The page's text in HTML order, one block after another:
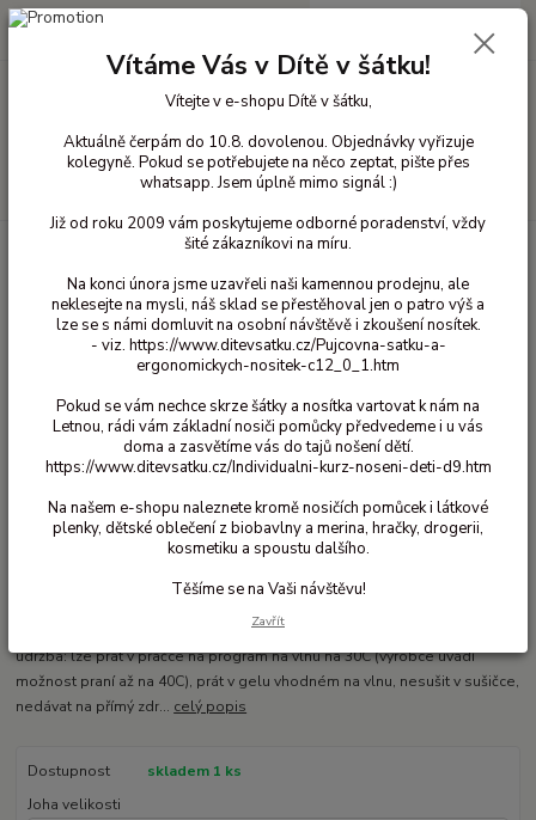
+420 603 818 836
0 Kč
Vlněné oblečení pro děti Kukly vlna Joha
Kukla Joha - Šedo modrá
Ohodnotit produkt
část hrudníku a ramen gramáž 205g/m2 materiál: 100% merino vlna
údržba: lze prát v pračce na program na vlnu na 30C (výrobce uvádí
možnost praní až na 40C), prát v gelu vhodném na vlnu, nesušit v sušičce,
nedávat na přímý zdr... celý popis
Dostupnost
skladem 1 ks
Joha velikosti
Vítáme Vás v Dítě v šátku!
Vítejte v e-shopu Dítě v šátku,
Aktuálně čerpám do 10.8. dovolenou. Objednávky vyřizuje
kolegyně. Pokud se potřebujete na něco zeptat, pište přes
whatsapp. Jsem úplně mimo signál :)
Již od roku 2009 vám poskytujeme odborné poradenství, vždy
šité zákazníkovi na míru.
Na konci února jsme uzavřeli naši kamennou prodejnu, ale
neklesejte na mysli, náš sklad se přestěhoval jen o patro výš a
lze se s námi domluvit na osobní návštěvě i zkoušení nosítek.
- viz. https://www.ditevsatku.cz/Pujcovna-satku-a-
ergonomickych-nositek-c12_0_1.htm
Pokud se vám nechce skrze šátky a nosítka vartovat k nám na
Letnou, rádi vám základní nosiči pomůcky předvedeme i u vás
doma a zasvětíme vás do tajů nošení dětí.
https://www.ditevsatku.cz/Individualni-kurz-noseni-deti-d9.htm
Na našem e-shopu naleznete kromě nosičích pomůcek i látkové
plenky, dětské oblečení z biobavlny a merina, hračky, drogerii,
kosmetiku a spoustu dalšího.
Těšíme se na Vaši návštěvu!
Zavřít